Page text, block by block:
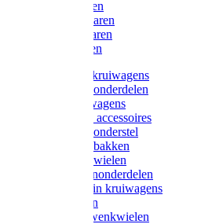
Snoeischaren
Heggenscharen
Takkenscharen
Snoeimessen
Landbouwkruiwagens
Kruiwagenonderdelen
Bouwkruiwagens
Kruiwagen accessoires
Kruiwagenonderstel
Kruiwagenbakken
Kruiwagenwielen
Steekwagenonderdelen
Huis en Tuin kruiwagens
Steekwagen
Bok- en Zwenkwielen